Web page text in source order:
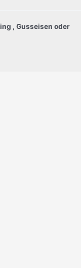
, Gusseisen oder